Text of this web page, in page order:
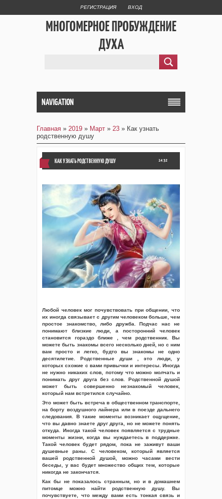
РЕГИСТРАЦИЯ ВХОД
МНОГОМЕРНОЕ ПРОБУЖДЕНИЕ
ДУХА
NAVIGATION
Главная » 2019 » Март » 23 » Как узнать
родственную душу
14:32
КАК УЗНАТЬ РОДСТВЕННУЮ ДУШУ
Любой человек мог почувствовать при общении, что
их иногда связывает с другим человеком больше, чем
простое знакомство, либо дружба. Подчас нас не
понимают близкие люди, а посторонний человек
становится гораздо ближе , чем родственник. Вы
можете быть знакомы всего несколько дней, но с ним
вам просто и легко, будто вы знакомы не одно
десятилетие. Родственные души , это люди, у
которых схожие с вами привычки и интересы. Иногда
не нужно никаких слов, потому что можно молчать и
понимать друг друга без слов. Родственной душой
может быть совершенно незнакомый человек,
который нам встретился случайно.
Это может быть встреча в общественном транспорте,
на борту воздушного лайнера или в поезде дальнего
следования. В такие моменты возникает ощущение,
что вы давно знаете друг друга, но не можете понять
откуда. Иногда такой человек появляется с трудные
моменты жизни, когда вы нуждаетесь в поддержке.
Такой человек будет рядом, пока не заживут ваши
душевные раны. С человеком, который является
вашей родственной душой, можно часами вести
беседы, у вас будет множество общих тем, которые
никогда не закончатся.
Как бы не показалось странным, но и в домашнем
питомце можно найти родственную душу. Вы
почувствуете, что между вами есть тонкая связь и